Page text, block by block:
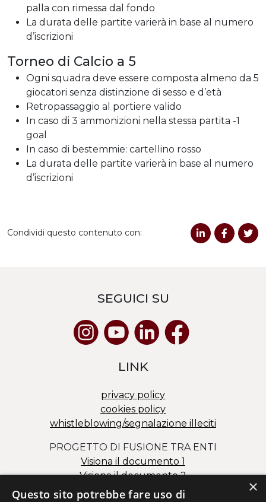
palla con rimessa dal fondo
La durata delle partite varierà in base al numero
d’iscrizioni
Torneo di Calcio a 5
Ogni squadra deve essere composta almeno da 5
giocatori senza distinzione di sesso e d’età
Retropassaggio al portiere valido
In caso di 3 ammonizioni nella stessa partita -1
goal
In caso di bestemmie: cartellino rosso
La durata delle partite varierà in base al numero
d’iscrizioni
Condividi questo contenuto con:
SEGUICI SU
LINK
privacy policy
cookies policy
whistleblowing/segnalazione illeciti
PROGETTO DI FUSIONE TRA ENTI
Visiona il documento 1
Visiona il documento 2
×
Questo sito potrebbe fare uso di